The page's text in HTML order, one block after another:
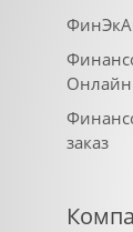
Онлайн
заказ